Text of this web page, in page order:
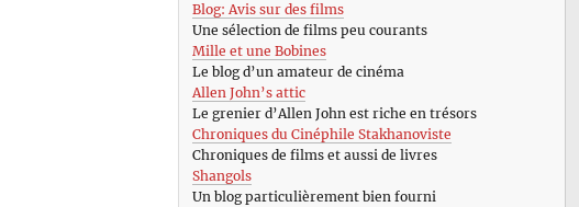
Blog: Avis sur des films
Une sélection de films peu courants
Mille et une Bobines
Le blog d’un amateur de cinéma
Allen John’s attic
Le grenier d’Allen John est riche en trésors
Chroniques du Cinéphile Stakhanoviste
Chroniques de films et aussi de livres
Shangols
Un blog particulièrement bien fourni